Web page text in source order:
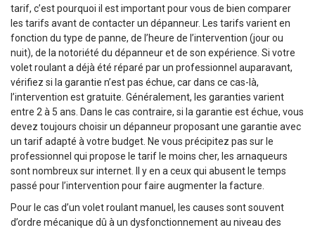
tarif, c’est pourquoi il est important pour vous de bien comparer
les tarifs avant de contacter un dépanneur. Les tarifs varient en
fonction du type de panne, de l’heure de l’intervention (jour ou
nuit), de la notoriété du dépanneur et de son expérience. Si votre
volet roulant a déjà été réparé par un professionnel auparavant,
vérifiez si la garantie n’est pas échue, car dans ce cas-là,
l’intervention est gratuite. Généralement, les garanties varient
entre 2 à 5 ans. Dans le cas contraire, si la garantie est échue, vous
devez toujours choisir un dépanneur proposant une garantie avec
un tarif adapté à votre budget. Ne vous précipitez pas sur le
professionnel qui propose le tarif le moins cher, les arnaqueurs
sont nombreux sur internet. Il y en a ceux qui abusent le temps
passé pour l’intervention pour faire augmenter la facture.
Pour le cas d’un volet roulant manuel, les causes sont souvent
d’ordre mécanique dû à un dysfonctionnement au niveau des